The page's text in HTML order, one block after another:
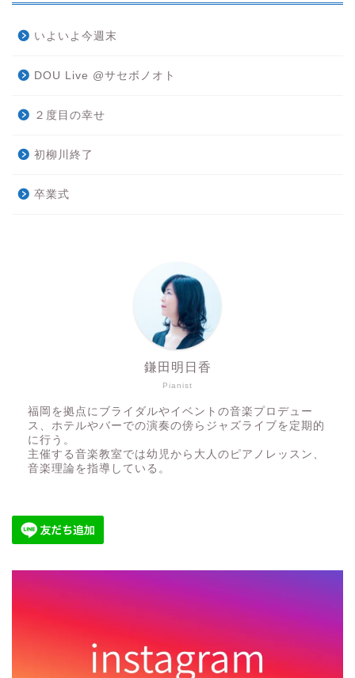
いよいよ今週末
DOU Live @サセボノオト
２度目の幸せ
初柳川終了
卒業式
Pianist
鎌田明日香
福岡を拠点にブライダルやイベントの音楽プロデュー
ス、ホテルやバーでの演奏の傍らジャズライブを定期的
に行う。
主催する音楽教室では幼児から大人のピアノレッスン、
音楽理論を指導している。